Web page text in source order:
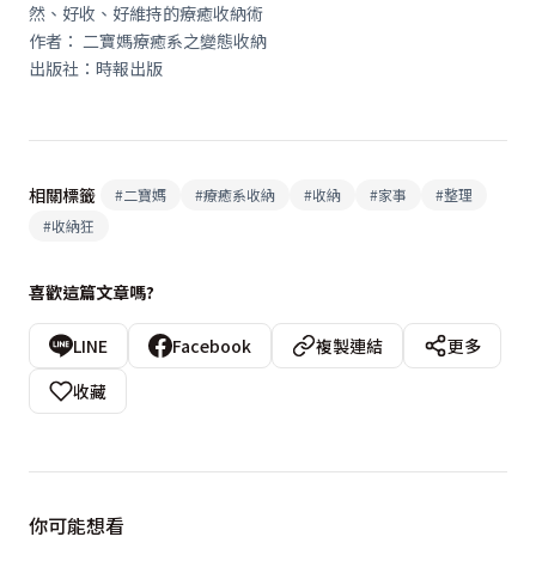
然、好收、好維持的療癒收納術
作者： 二寶媽療癒系之變態收納
出版社：時報出版
相關標籤 #二寶媽 #療癒系收納 #收納 #家事 #整理
#收納狂
喜歡這篇文章嗎?
LINE Facebook 複製連結
更多
收藏
你可能想看